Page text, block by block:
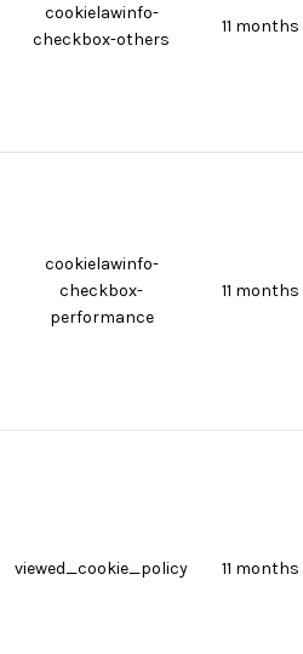
cookielawinfo-
checkbox-others
11 months
cookielawinfo-
checkbox-
performance
11 months
viewed_cookie_policy 11 months